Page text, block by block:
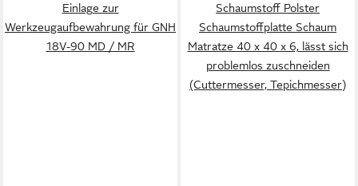
Einlage zur
Werkzeugaufbewahrung für GNH
18V-90 MD / MR
Schaumstoff Polster
Schaumstoffplatte Schaum
Matratze 40 x 40 x 6, lässt sich
problemlos zuschneiden
(Cuttermesser, Tepichmesser)